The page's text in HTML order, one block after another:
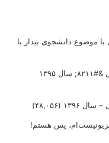
موضوع دانشجوی بیدار با
۱۳۹۵
۱۳۹۶ (۴۸,۰۵۶)